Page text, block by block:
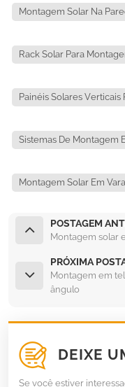
Montagem Solar Na
Rack Solar Para
Painéis Solares
Sistemas De Montagem
Montagem Solar Em
POSTAGEM
Montagem solar
PRÓXIMA
Montagem em
ângulo
DEIXE
Se você estiver